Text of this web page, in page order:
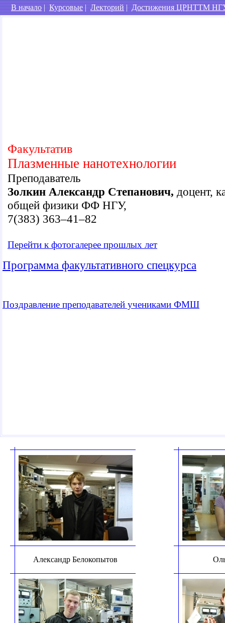
В начало|Курсовые|Лекторий|Достижения ЦРНТТМ
Факультатив
Плазменные нанотехнологии
Преподаватель
Золкин Александр Степанович, доцент,
общей физики ФФ НГУ,
7(383) 363–41–82
Перейти к фотогалерее прошлых лет
Программа факультативного спецкурса
Поздравление преподавателей учениками ФМШ
Александр Белокопытов